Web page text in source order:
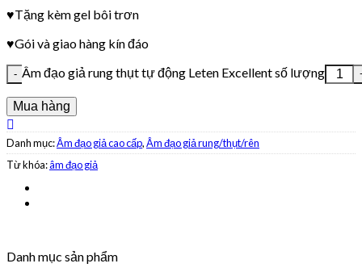
♥Tặng kèm gel bôi trơn
♥Gói và giao hàng kín đáo
Âm đạo giả rung thụt tự động Leten Excellent số lượng
Mua hàng
Danh mục:Âm đạo giả cao cấp,Âm đạo giả rung/thụt/rên
Từ khóa:âm đạo giả
Danh mục sản phẩm